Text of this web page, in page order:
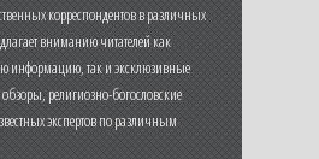
корреспондентов в различных
вниманию читателей как
информацию, так и эксклюзивные
религиозно-богословские
экспертов по различным